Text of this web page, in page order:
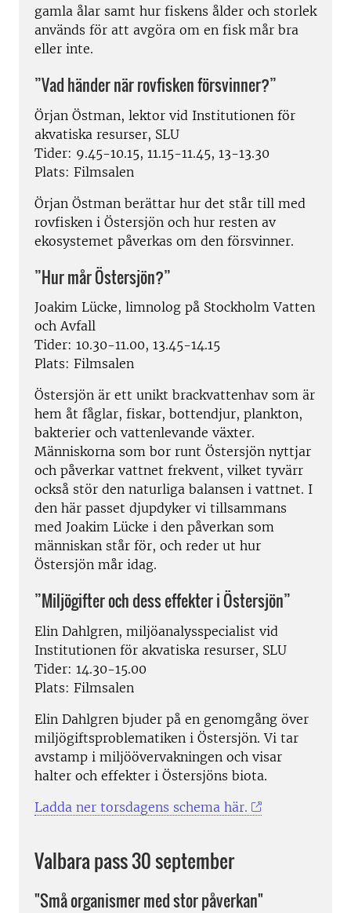
gamla ålar samt hur fiskens ålder och storlek
används för att avgöra om en fisk mår bra
eller inte.
”Vad händer när rovfisken försvinner?”
Örjan Östman, lektor vid Institutionen för
akvatiska resurser, SLU
Tider: 9.45-10.15, 11.15-11.45, 13-13.30
Plats: Filmsalen
Örjan Östman berättar hur det står till med
rovfisken i Östersjön och hur resten av
ekosystemet påverkas om den försvinner.
”Hur mår Östersjön?”
Joakim Lücke, limnolog på Stockholm Vatten
och Avfall
Tider: 10.30-11.00, 13.45-14.15
Plats: Filmsalen
Östersjön är ett unikt brackvattenhav som är
hem åt fåglar, fiskar, bottendjur, plankton,
bakterier och vattenlevande växter.
Människorna som bor runt Östersjön nyttjar
och påverkar vattnet frekvent, vilket tyvärr
också stör den naturliga balansen i vattnet. I
den här passet djupdyker vi tillsammans
med Joakim Lücke i den påverkan som
människan står för, och reder ut hur
Östersjön mår idag.
”Miljögifter och dess effekter i Östersjön”
Elin Dahlgren, miljöanalysspecialist vid
Institutionen för akvatiska resurser, SLU
Tider: 14.30-15.00
Plats: Filmsalen
Elin Dahlgren bjuder på en genomgång över
miljögiftsproblematiken i Östersjön. Vi tar
avstamp i miljöövervakningen och visar
halter och effekter i Östersjöns biota.
Ladda ner torsdagens schema här.
Valbara pass 30 september
"Små organismer med stor påverkan"